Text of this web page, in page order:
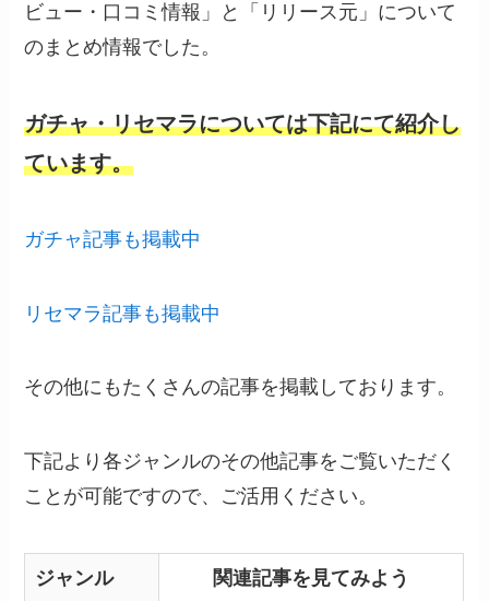
ビュー・口コミ情報」と「リリース元」について
のまとめ情報でした。
ガチャ・リセマラについては下記にて紹介し
ています。
ガチャ記事も掲載中
リセマラ記事も掲載中
その他にもたくさんの記事を掲載しております。
下記より各ジャンルのその他記事をご覧いただく
ことが可能ですので、ご活用ください。
ジャンル 関連記事を見てみよう